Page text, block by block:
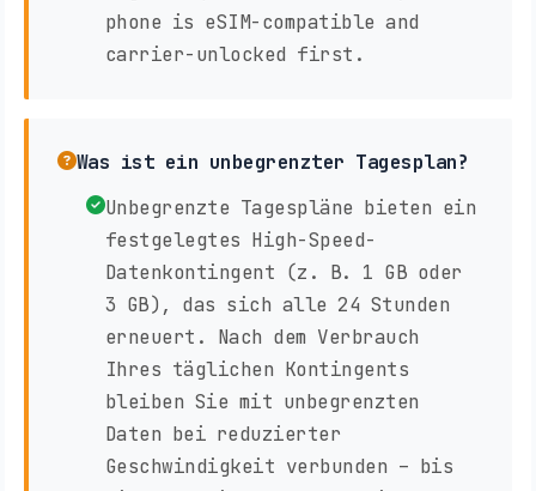
phone is eSIM-compatible and
carrier-unlocked first.
Was ist ein unbegrenzter Tagesplan?
Unbegrenzte Tagespläne bieten ein
festgelegtes High-Speed-
Datenkontingent (z. B. 1 GB oder
3 GB), das sich alle 24 Stunden
erneuert. Nach dem Verbrauch
Ihres täglichen Kontingents
bleiben Sie mit unbegrenzten
Daten bei reduzierter
Geschwindigkeit verbunden – bis